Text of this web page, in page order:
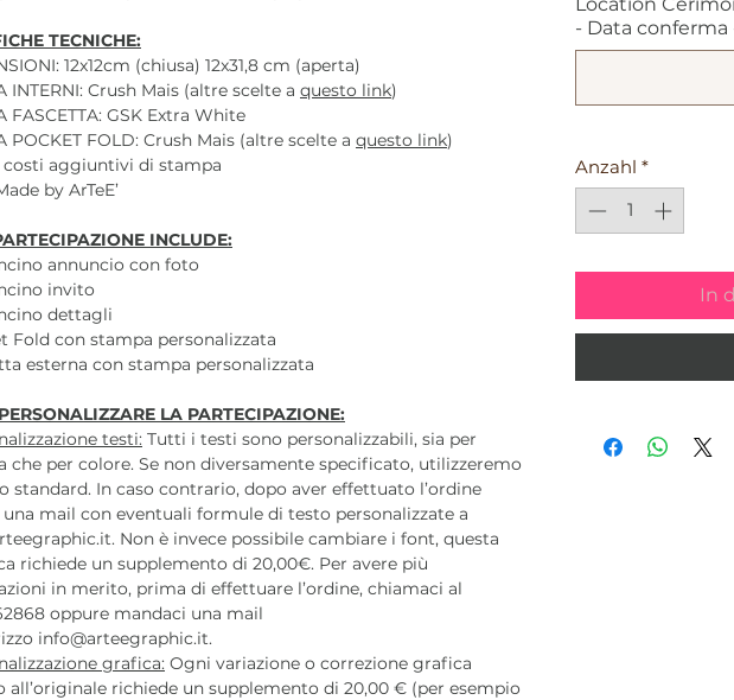
TECNICHE:
12x12cm (chiusa) 12x31,8 cm (aperta)
INTERNI: Crush Mais (altre scelte a questo link)
FASCETTA: GSK Extra White
POCKET FOLD: Crush Mais (altre scelte a questo link)
costi aggiuntivi di stampa
by ArTeE’
INCLUDE:
annuncio con foto
invito
dettagli
Fold con stampa personalizzata
esterna con stampa personalizzata
LA PARTECIPAZIONE:
testi: Tutti i testi sono personalizzabili, sia per
che per colore. Se non diversamente specificato, utilizzeremo
standard. In caso contrario, dopo aver effettuato l’ordine
mail con eventuali formule di testo personalizzate a
Non è invece possibile cambiare i font, questa
richiede un supplemento di 20,00€. Per avere più
in merito, prima di effettuare l’ordine, chiamaci al
oppure mandaci una mail
info@arteegraphic.it.
grafica: Ogni variazione o correzione grafica
all’originale richiede un supplemento di 20,00 € (per esempio
- Data conferma
Anzahl *
In